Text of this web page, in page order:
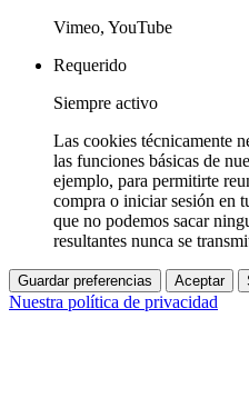
Vimeo, YouTube
Requerido
Siempre activo
Las cookies técnicamente
las funciones básicas de
ejemplo, para permitirte
compra o iniciar sesión en
que no podemos sacar
resultantes nunca se
Guardar preferencias Aceptar
Nuestra política de privacidad